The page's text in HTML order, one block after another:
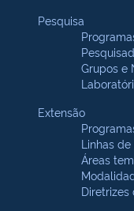
Pesquisa
Grupos e
Extensão
Linhas
Áreas
Diretrizes